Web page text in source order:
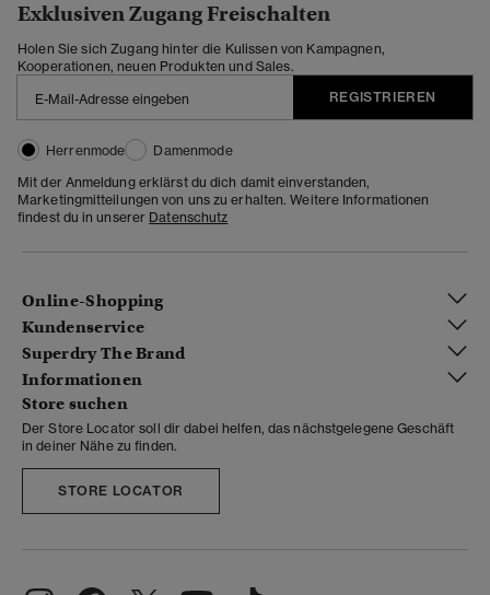
Exklusiven Zugang Freischalten
Holen Sie sich Zugang hinter die Kulissen von Kampagnen,
Kooperationen, neuen Produkten und Sales.
REGISTRIEREN
Herrenmode
Damenmode
Mit der Anmeldung erklärst du dich damit einverstanden,
Marketingmitteilungen von uns zu erhalten. Weitere Informationen
findest du in unserer Datenschutz
Online-Shopping
Kundenservice
Superdry The Brand
Informationen
Store suchen
Der Store Locator soll dir dabei helfen, das nächstgelegene Geschäft
in deiner Nähe zu finden.
STORE LOCATOR